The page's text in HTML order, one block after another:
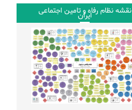
نقشه نظام رفاه و تامین اجتماعی
ایران